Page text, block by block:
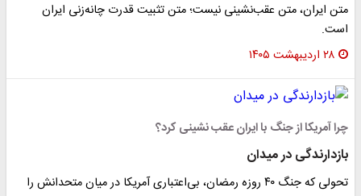
متن ایران، متن عقب‌نشینی نیست؛ متن تثبیت قدرت چانه‌زنی ایران
است.
۲۸ اردیبهشت ۱۴۰۵
چرا آمریکا از جنگ با ایران عقب نشینی کرد؟
بازدارندگی در میدان
تحولی که جنگ ۴۰ روزه رمضان، بی‌اعتباری آمریکا در میان متحدانش را